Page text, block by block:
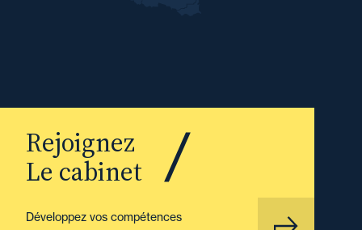
Rejoignez
Le cabinet
Développez vos compétences